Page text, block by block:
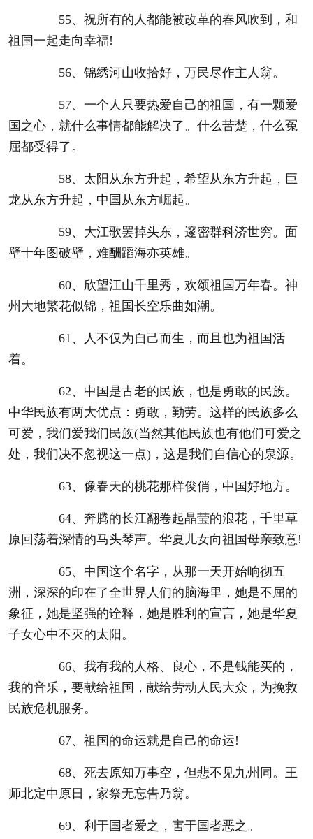
55、祝所有的人都能被改革的春风吹到，和
祖国一起走向幸福!
56、锦绣河山收拾好，万民尽作主人翁。
57、一个人只要热爱自己的祖国，有一颗爱
国之心，就什么事情都能解决了。什么苦楚，什么冤
屈都受得了。
58、太阳从东方升起，希望从东方升起，巨
龙从东方升起，中国从东方崛起。
59、大江歌罢掉头东，邃密群科济世穷。面
壁十年图破壁，难酬蹈海亦英雄。
60、欣望江山千里秀，欢颂祖国万年春。神
州大地繁花似锦，祖国长空乐曲如潮。
61、人不仅为自己而生，而且也为祖国活
着。
62、中国是古老的民族，也是勇敢的民族。
中华民族有两大优点：勇敢，勤劳。这样的民族多么
可爱，我们爱我们民族(当然其他民族也有他们可爱之
处，我们决不忽视这一点)，这是我们自信心的泉源。
63、像春天的桃花那样俊俏，中国好地方。
64、奔腾的长江翻卷起晶莹的浪花，千里草
原回荡着深情的马头琴声。华夏儿女向祖国母亲致意!
65、中国这个名字，从那一天开始响彻五
洲，深深的印在了全世界人们的脑海里，她是不屈的
象征，她是坚强的诠释，她是胜利的宣言，她是华夏
子女心中不灭的太阳。
66、我有我的人格、良心，不是钱能买的，
我的音乐，要献给祖国，献给劳动人民大众，为挽救
民族危机服务。
67、祖国的命运就是自己的命运!
68、死去原知万事空，但悲不见九州同。王
师北定中原日，家祭无忘告乃翁。
69、利于国者爱之，害于国者恶之。